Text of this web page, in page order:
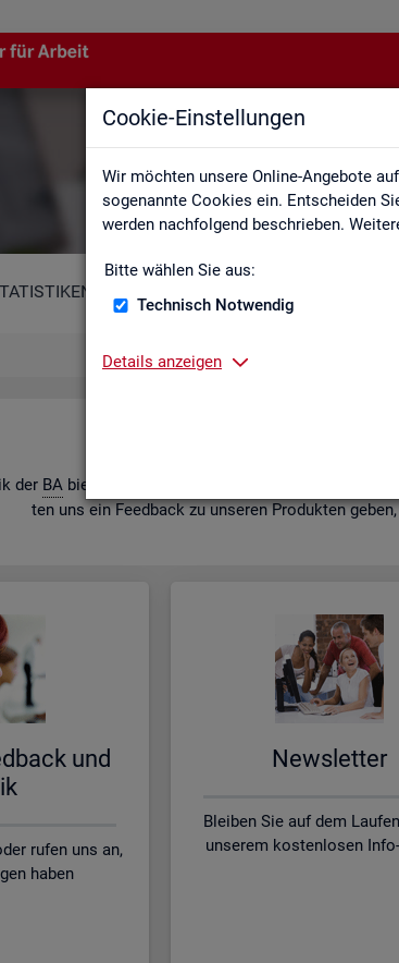
Cookie-Einstellungen
Wir möchten unsere Online-Angebote
sogenannte Cookies ein. Entscheiden
werden nachfolgend beschrieben.
Bitte wählen Sie aus:
Technisch Notwendig
Details anzeigen
der BAbie­tet ein brei­tes An­ge­bot an Pro­duk­ten und
ten uns ein Feed­back zu un­se­ren Pro­duk­ten
und
rufen uns an,
haben
News­let­ter
Bleiben Sie auf dem
unserem kostenlosen